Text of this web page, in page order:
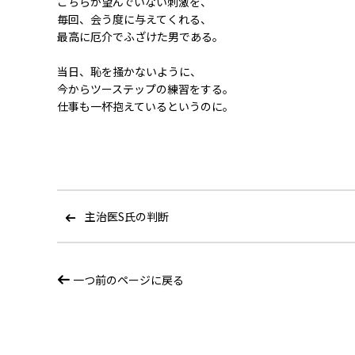
毎回、会う度に与えてくれる、
最高に厄介でふざけた男である。
当日、恥を掻かないように、
今からツーステップの練習をする。
仕事も一杯抱えているというのに。
主治医S氏の判断
一つ前のページに戻る